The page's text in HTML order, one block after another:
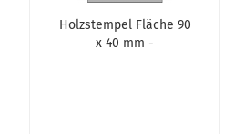
Holz­stem­pel Flä­che 90
x 40 mm -